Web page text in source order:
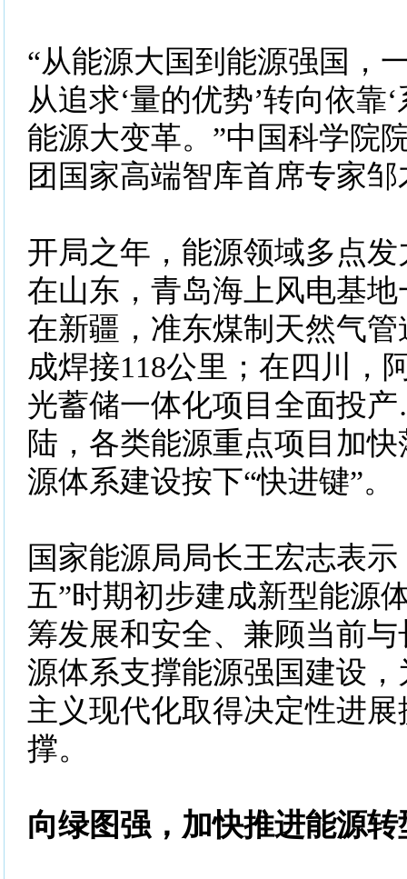
“从能源大国到能源强国，
从追求‘量的优势’转向依靠
能源大变革。”中国科学院
团国家高端智库首席专家
开局之年，能源领域多点
在山东，青岛海上风电基
在新疆，准东煤制天然气
成焊接118公里；在四川，
光蓄储一体化项目全面投
陆，各类能源重点项目加
源体系建设按下“快进键”。
国家能源局局长王宏志表示
五”时期初步建成新型能源
筹发展和安全、兼顾当前
源体系支撑能源强国建设
主义现代化取得决定性进
撑。
向绿图强，加快推进能源转